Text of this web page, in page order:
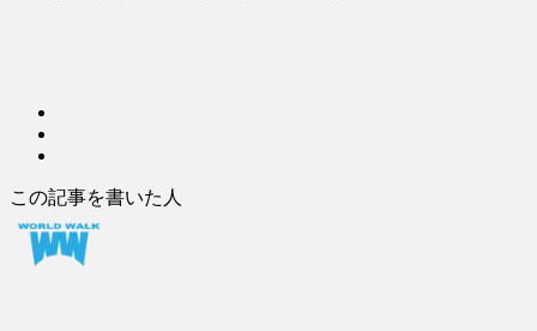
この記事を書いた人